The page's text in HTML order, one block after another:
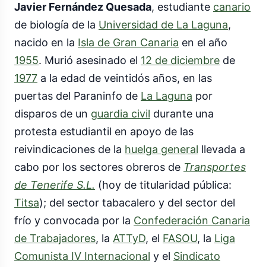
Javier Fernández Quesada, estudiante canario
de biología de la Universidad de La Laguna,
nacido en la Isla de Gran Canaria en el año
1955. Murió asesinado el 12 de diciembre de
1977 a la edad de veintidós años, en las
puertas del Paraninfo de La Laguna por
disparos de un guardia civil durante una
protesta estudiantil en apoyo de las
reivindicaciones de la huelga general llevada a
cabo por los sectores obreros de Transportes
de Tenerife S.L. (hoy de titularidad pública:
Titsa); del sector tabacalero y del sector del
frío y convocada por la Confederación Canaria
de Trabajadores, la ATTyD, el FASOU, la Liga
Comunista IV Internacional y el Sindicato